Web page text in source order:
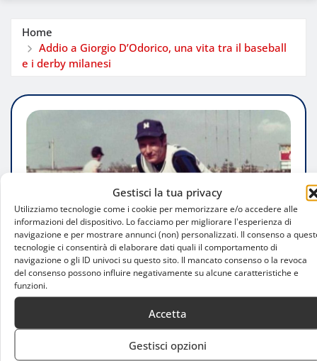
Gestisci la tua privacy
Utilizziamo tecnologie come i cookie per memorizzare e/o accedere alle
informazioni del dispositivo. Lo facciamo per migliorare l'esperienza di
navigazione e per mostrare annunci (non) personalizzati. Il consenso a
tecnologie ci consentirà di elaborare dati quali il comportamento di
navigazione o gli ID univoci su questo sito. Il mancato consenso o la revoca
del consenso possono influire negativamente su alcune caratteristiche e
funzioni.
Accetta
Gestisci opzioni
Home
Addio a Giorgio D’Odorico, una vita tra il baseball
e i derby milanesi
PERSONAGGI
Addio a Giorgio D’Odorico, una vita tra il
baseball e i derby milanesi